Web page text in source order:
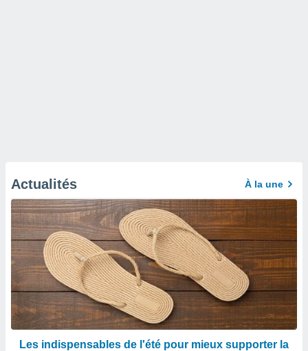
Actualités À la une
Les indispensables de l'été pour mieux supporter la